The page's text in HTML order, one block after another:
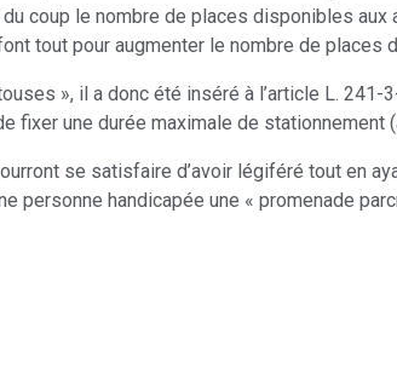
coup le nombre de places disponibles aux
tout pour augmenter le nombre de
», il a donc été inséré à l’article L.
une durée maximale de stationnement
se satisfaire d’avoir légiféré tout en
personne handicapée une « promenade